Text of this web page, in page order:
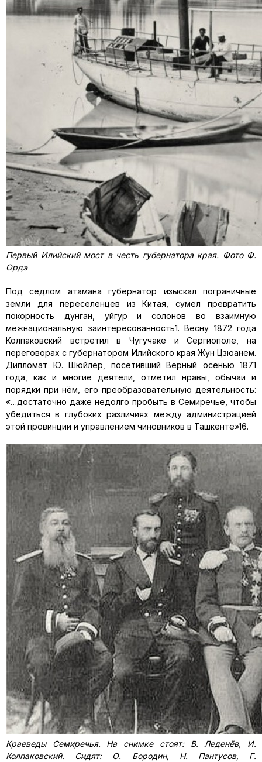
Первый Илийский мост в честь губернатора края. Фото Ф.
Ордэ
Под седлом атамана губернатор изыскал пограничные
земли для переселенцев из Китая, сумел превратить
покорность дунган, уйгур и солонов во взаимную
межнациональную заинтересованность1. Весну 1872 года
Колпаковский встретил в Чугучаке и Сергиополе, на
переговорах с губернатором Илийского края Жун Цзюанем.
Дипломат Ю. Шюйлер, посетивший Верный осенью 1871
года, как и многие деятели, отметил нравы, обычаи и
порядки при нём, его преобразовательную деятельность:
«…достаточно даже недолго пробыть в Семиречье, чтобы
убедиться в глубоких различиях между администрацией
этой провинции и управлением чиновников в Ташкенте»16.
Краеведы Семиречья. На снимке стоят: В. Леденёв, И.
Колпаковский. Сидят: О. Бородин, Н. Пантусов, Г.